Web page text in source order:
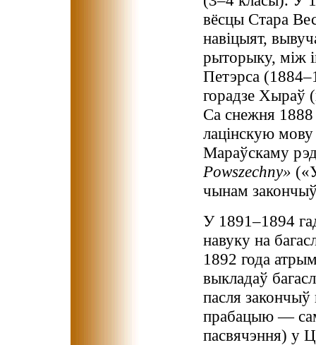
вёсцы Стара
навіцыят,
рыторыку, між
Петэрса
горадзе Хыраў
Са снежня 1888
лацінскую
Мараўскаму
Powszechny»
чынам
У 1891–1894
навуку на
1892 года
выкладаў
пасля
прабацыю —
пасвячэння) у